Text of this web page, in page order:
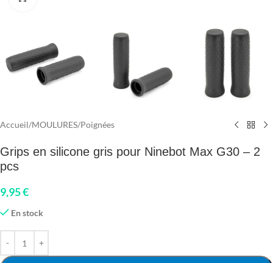
Accueil/MOULURES/Poignées
Grips en silicone gris pour Ninebot Max G30 – 2
pcs
9,95€
En stock